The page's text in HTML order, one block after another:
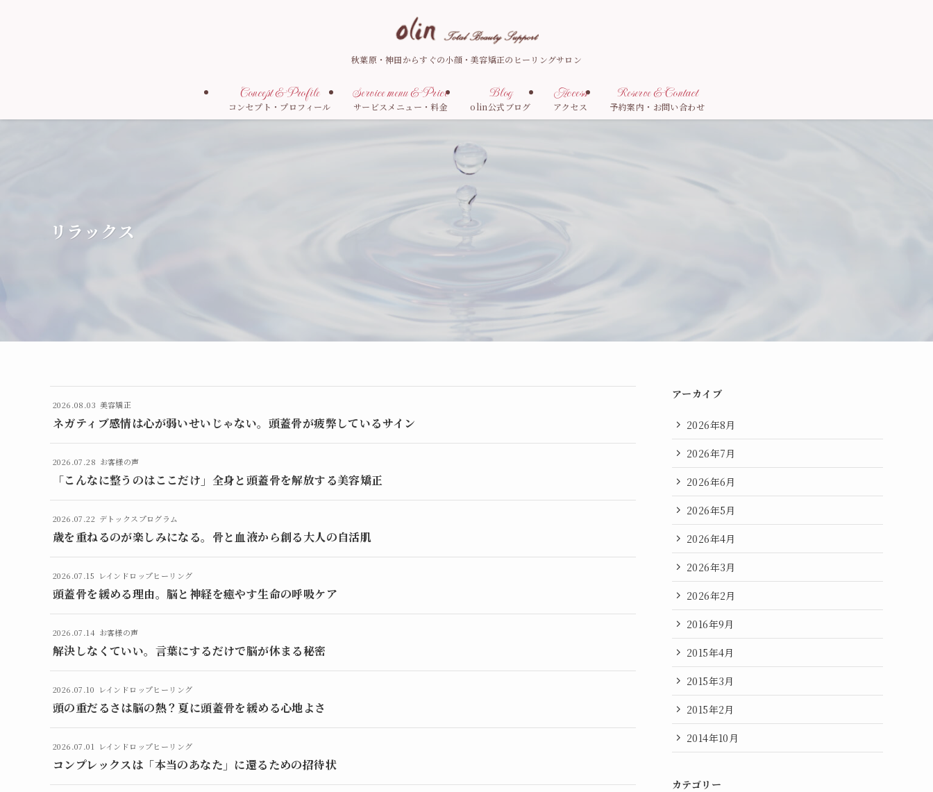
秋葉原・神田からすぐの小顔・美容矯正のヒーリングサロン
Concept & Profile
コンセプト・プロフィール
Service menu & Price
サービスメニュー・料金
Blog
olin公式ブログ
Access
アクセス
Reserve & Contact
予約案内・お問い合わせ
リラックス
2026.08.03 美容矯正
ネガティブ感情は心が弱いせいじゃない。頭蓋骨が疲弊しているサイン
2026.07.28 お客様の声
「こんなに整うのはここだけ」全身と頭蓋骨を解放する美容矯正
2026.07.22 デトックスプログラム
歳を重ねるのが楽しみになる。骨と血液から創る大人の自活肌
2026.07.15 レインドロップヒーリング
頭蓋骨を緩める理由。脳と神経を癒やす生命の呼吸ケア
2026.07.14 お客様の声
解決しなくていい。言葉にするだけで脳が休まる秘密
2026.07.10 レインドロップヒーリング
頭の重だるさは脳の熱？夏に頭蓋骨を緩める心地よさ
2026.07.01 レインドロップヒーリング
コンプレックスは「本当のあなた」に還るための招待状
アーカイブ
2026年8月
2026年7月
2026年6月
2026年5月
2026年4月
2026年3月
2026年2月
2016年9月
2015年4月
2015年3月
2015年2月
2014年10月
カテゴリー